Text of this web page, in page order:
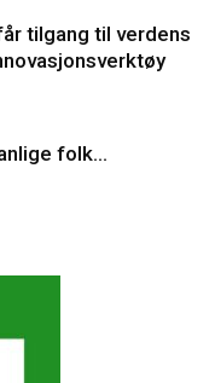
tilgang til verdens
folk…